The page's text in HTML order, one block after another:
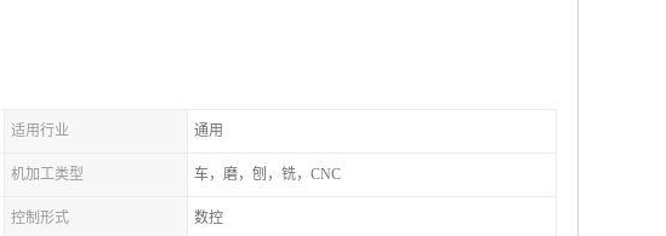
适用行业 通用
机加工类型 车，磨，刨，铣，CNC
控制形式 数控